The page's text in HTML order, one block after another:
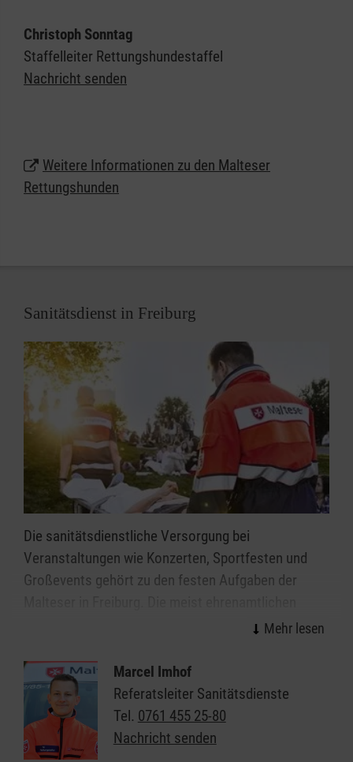
Rettungsleitstelle, der Polizei, Feuerwehr oder dem
Rettungsdienst hinzugezogen.
Eine Staffel besteht aus mehreren Teams mit Hund
Rettungshundestaffeln der Malteser sind rein
ehrenamtlich organisiert. Dabei legen wir
besonderen Wert auf die qualifizierte Ausbildung der
Christoph Sonntag
Staffelleiter Rettungshundestaffel
Nachricht senden
Weitere Informationen zu den Malteser
Rettungshunden
Sanitätsdienst in Freiburg
Die sanitätsdienstliche Versorgung bei
Veranstaltungen wie Konzerten, Sportfesten und
Großevents gehört zu den festen Aufgaben der
Mitarbeitenden des Malteser Sanitätsdiensts leisten
Veranstaltungen ab einer gewissen Dimension bzw.
mit einer bestimmten Charakteristik erfordern einen
qualifizierten Sanitätsdienst. Überall da, wo viele
Menschen zusammenkommen, erhöht sich
Marcel Imhof
Referatsleiter Sanitätsdienste
Tel. 0761 455 25-80
Nachricht senden